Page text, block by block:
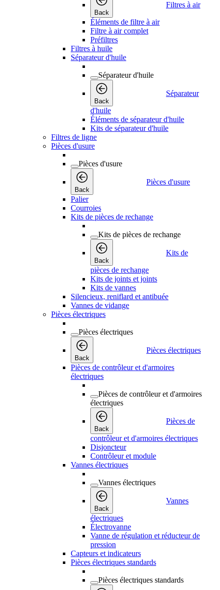
Back
Filtres à air
Éléments de filtre à air
Filtre à air complet
Préfiltres
Filtres à huile
Séparateur d'huile
Séparateur d'huile
Back
Séparateur
d'huile
Éléments de séparateur d'huile
Kits de séparateur d'huile
Filtres de ligne
Pièces d'usure
Pièces d'usure
Back
Pièces d'usure
Palier
Courroies
Kits de pièces de rechange
Kits de pièces de rechange
Back
Kits de
pièces de rechange
Kits de joints et joints
Kits de vannes
Silencieux, reniflard et antibuée
Vannes de vidange
Pièces électriques
Pièces électriques
Back
Pièces électriques
Pièces de contrôleur et d'armoires
électriques
Pièces de contrôleur et d'armoires
électriques
Back
Pièces de
contrôleur et d'armoires électriques
Disjoncteur
Contrôleur et module
Vannes électriques
Vannes électriques
Back
Vannes
électriques
Électrovanne
Vanne de régulation et réducteur de
pression
Capteurs et indicateurs
Pièces électriques standards
Pièces électriques standards